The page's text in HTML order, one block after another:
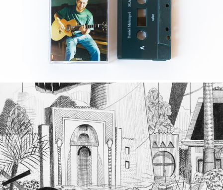
M​.​A​.​L.
2024
PARAVENTS ET MIROIRS, UNE CÉRÉMONIE
2023